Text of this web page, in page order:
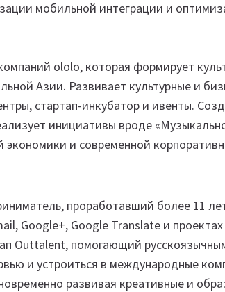
мобильной интеграции и
ololo, которая формирует
Азии. Развивает культурные и
стартап-инкубатор и ивенты.
инициативы вроде
экономики и современной
проработавший более 11
Google+, Google Translate и
Outtalent, помогающий
и устроиться в международные
развивая креативные и